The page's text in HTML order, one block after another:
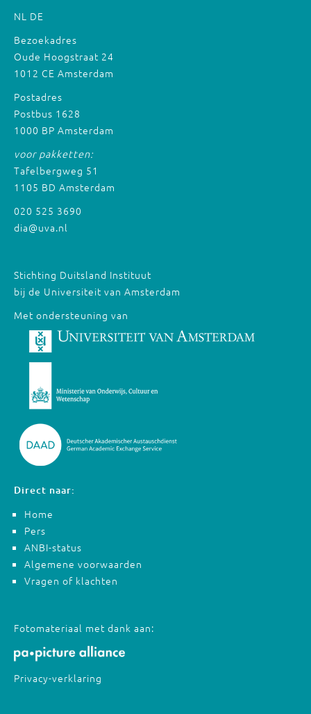
NL DE
Bezoekadres
Oude Hoogstraat 24
1012 CE Amsterdam
Postadres
Postbus 1628
1000 BP Amsterdam
voor pakketten:
Tafelbergweg 51
1105 BD Amsterdam
020 525 3690
dia@uva.nl
Stichting Duitsland Instituut
bij de Universiteit van Amsterdam
Met ondersteuning van
Direct naar:
Home
Pers
ANBI-status
Algemene voorwaarden
Vragen of klachten
Fotomateriaal met dank aan:
Privacy-verklaring